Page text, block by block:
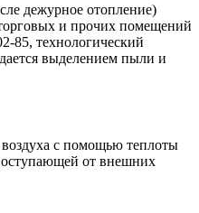
дежурное отопление)
и прочих помещений
85, технологический
выделением пыли и
с помощью теплоты
от внешних